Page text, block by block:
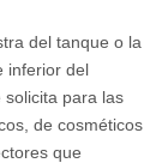
del tanque o la
inferior del
para las
de cosméticos
que